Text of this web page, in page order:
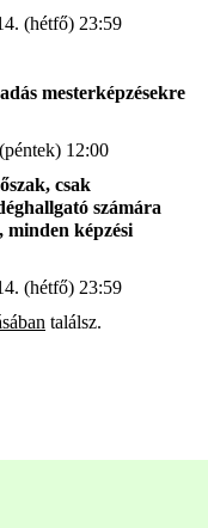
(hétfő) 23:59
mesterképzésekre
12:00
csak
számára
minden képzési
(hétfő) 23:59
találsz.